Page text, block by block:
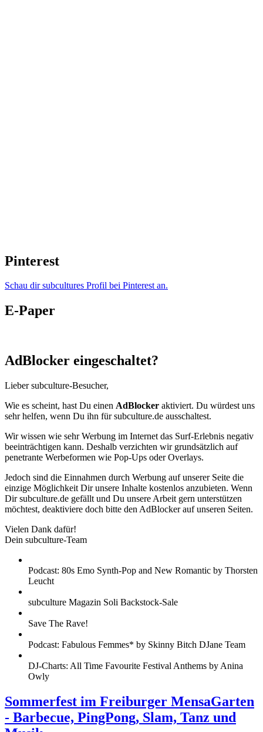
Pinterest
Schau dir subcultures Profil bei Pinterest an.
E-Paper
AdBlocker eingeschaltet?
Lieber subculture-Besucher,
Wie es scheint, hast Du einen AdBlocker aktiviert. Du würdest uns
sehr helfen, wenn Du ihn für subculture.de ausschaltest.
Wir wissen wie sehr Werbung im Internet das Surf-Erlebnis negativ
beeinträchtigen kann. Deshalb verzichten wir grundsätzlich auf
penetrante Werbeformen wie Pop-Ups oder Overlays.
Jedoch sind die Einnahmen durch Werbung auf unserer Seite die
einzige Möglichkeit Dir unsere Inhalte kostenlos anzubieten. Wenn
Dir subculture.de gefällt und Du unsere Arbeit gern unterstützen
möchtest, deaktiviere doch bitte den AdBlocker auf unseren Seiten.
Vielen Dank dafür!
Dein subculture-Team
Podcast: 80s Emo Synth-Pop and New Romantic by Thorsten
Leucht
subculture Magazin Soli Backstock-Sale
Save The Rave!
Podcast: Fabulous Femmes* by Skinny Bitch DJane Team
DJ-Charts: All Time Favourite Festival Anthems by Anina
Owly
Sommerfest im Freiburger MensaGarten
- Barbecue, PingPong, Slam, Tanz und